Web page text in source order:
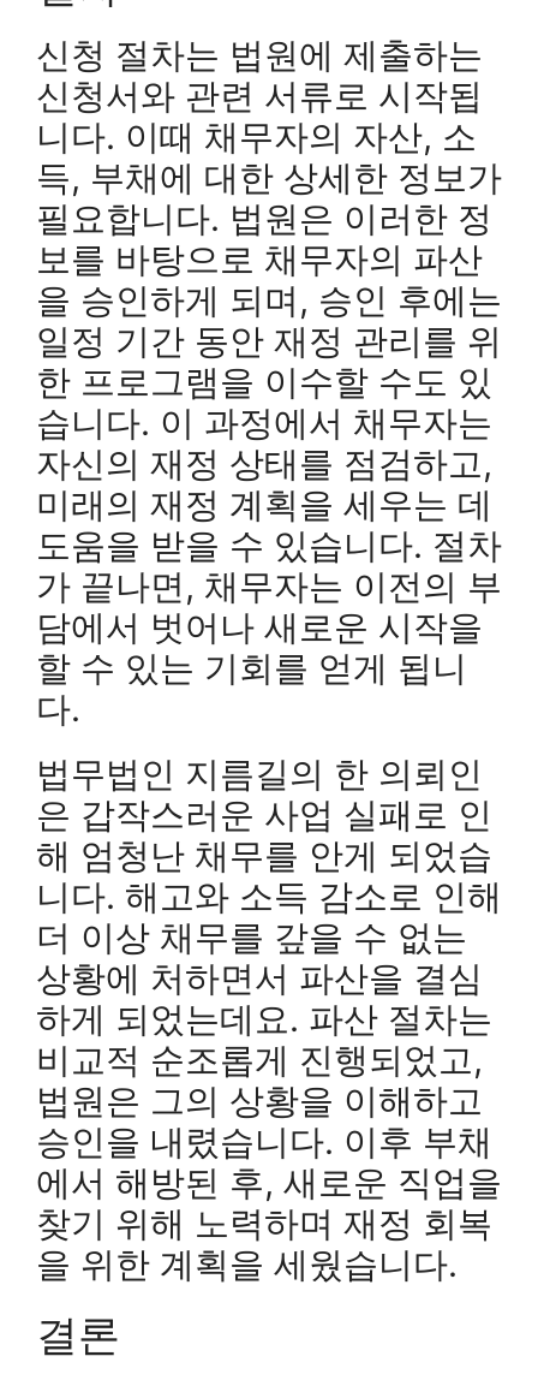
신청 절차는 법원에 제출하는
신청서와 관련 서류로 시작됩
니다. 이때 채무자의 자산, 소
득, 부채에 대한 상세한 정보가
필요합니다. 법원은 이러한 정
보를 바탕으로 채무자의 파산
을 승인하게 되며, 승인 후에는
일정 기간 동안 재정 관리를 위
한 프로그램을 이수할 수도 있
습니다. 이 과정에서 채무자는
자신의 재정 상태를 점검하고,
미래의 재정 계획을 세우는 데
도움을 받을 수 있습니다. 절차
가 끝나면, 채무자는 이전의 부
담에서 벗어나 새로운 시작을
할 수 있는 기회를 얻게 됩니
다.
법무법인 지름길의 한 의뢰인
은 갑작스러운 사업 실패로 인
해 엄청난 채무를 안게 되었습
니다. 해고와 소득 감소로 인해
더 이상 채무를 갚을 수 없는
상황에 처하면서 파산을 결심
하게 되었는데요. 파산 절차는
비교적 순조롭게 진행되었고,
법원은 그의 상황을 이해하고
승인을 내렸습니다. 이후 부채
에서 해방된 후, 새로운 직업을
찾기 위해 노력하며 재정 회복
을 위한 계획을 세웠습니다.
결론